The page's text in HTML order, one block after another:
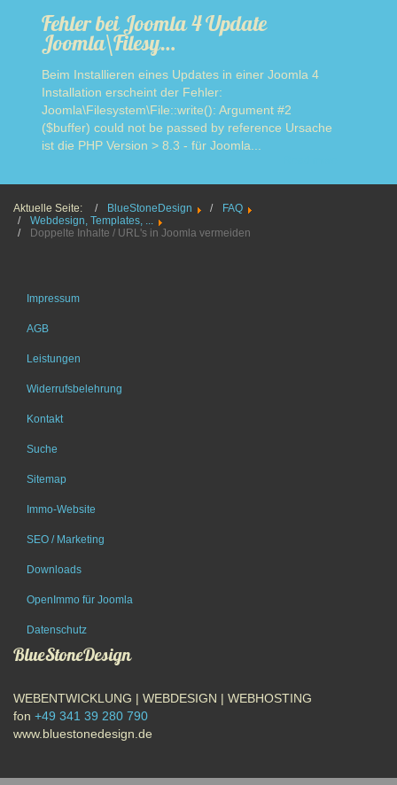
Fehler bei Joomla 4 Update
Joomla\Filesy…
Beim Installieren eines Updates in einer Joomla 4
Installation erscheint der Fehler:
Joomla\Filesystem\File::write(): Argument #2
($buffer) could not be passed by reference Ursache
ist die PHP Version > 8.3 - für Joomla...
Aktuelle Seite: BlueStoneDesign
FAQ
Webdesign, Templates, ...
Doppelte Inhalte / URL's in Joomla vermeiden
Impressum
AGB
Leistungen
Widerrufsbelehrung
Kontakt
Suche
Sitemap
Immo-Website
SEO / Marketing
Downloads
OpenImmo für Joomla
Datenschutz
BlueStoneDesign
WEBENTWICKLUNG | WEBDESIGN | WEBHOSTING
fon +49 341 39 280 790
www.bluestonedesign.de